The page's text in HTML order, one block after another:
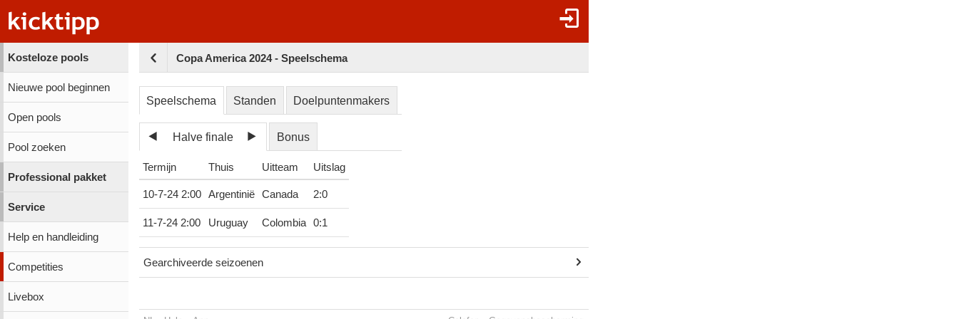
Kosteloze pools
Nieuwe pool beginnen
Open pools
Pool zoeken
Professional pakket
Service
Help en handleiding
Competities
Livebox
Copa America 2024 - Speelschema
Speelschema Standen Doelpuntenmakers
Halve finale Bonus
Termijn Thuis Uitteam Uitslag
10-7-24 2:00 Argentinië Canada 2:0
11-7-24 2:00 Uruguay Colombia 0:1
Gearchiveerde seizoenen